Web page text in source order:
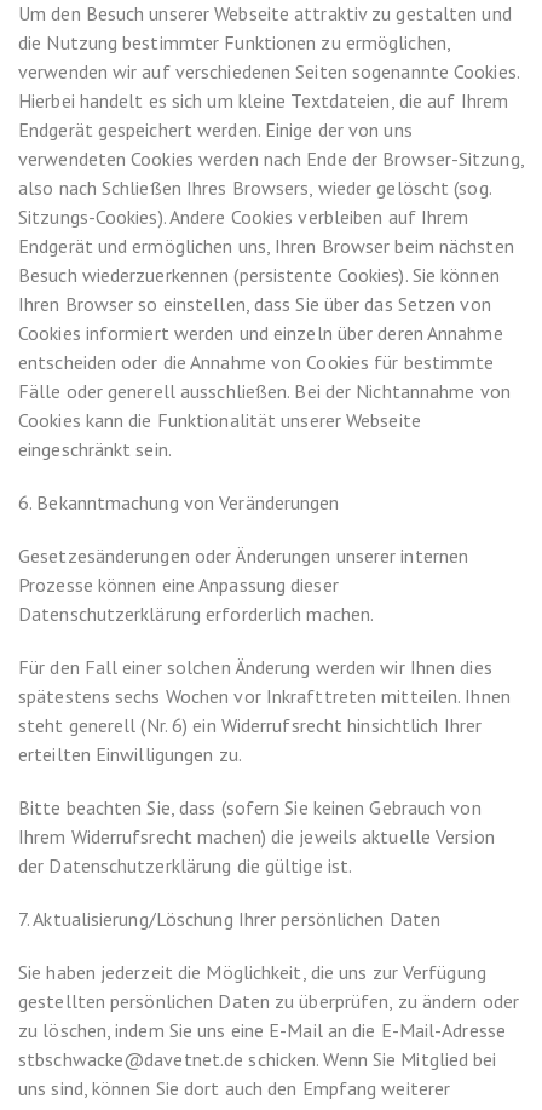
Um den Besuch unserer Webseite attraktiv zu gestalten und
die Nutzung bestimmter Funktionen zu ermöglichen,
verwenden wir auf verschiedenen Seiten sogenannte Cookies.
Hierbei handelt es sich um kleine Textdateien, die auf Ihrem
Endgerät gespeichert werden. Einige der von uns
verwendeten Cookies werden nach Ende der Browser-Sitzung,
also nach Schließen Ihres Browsers, wieder gelöscht (sog.
Sitzungs-Cookies). Andere Cookies verbleiben auf Ihrem
Endgerät und ermöglichen uns, Ihren Browser beim nächsten
Besuch wiederzuerkennen (persistente Cookies). Sie können
Ihren Browser so einstellen, dass Sie über das Setzen von
Cookies informiert werden und einzeln über deren Annahme
entscheiden oder die Annahme von Cookies für bestimmte
Fälle oder generell ausschließen. Bei der Nichtannahme von
Cookies kann die Funktionalität unserer Webseite
eingeschränkt sein.
6. Bekanntmachung von Veränderungen
Gesetzesänderungen oder Änderungen unserer internen
Prozesse können eine Anpassung dieser
Datenschutzerklärung erforderlich machen.
Für den Fall einer solchen Änderung werden wir Ihnen dies
spätestens sechs Wochen vor Inkrafttreten mitteilen. Ihnen
steht generell (Nr. 6) ein Widerrufsrecht hinsichtlich Ihrer
erteilten Einwilligungen zu.
Bitte beachten Sie, dass (sofern Sie keinen Gebrauch von
Ihrem Widerrufsrecht machen) die jeweils aktuelle Version
der Datenschutzerklärung die gültige ist.
7. Aktualisierung/Löschung Ihrer persönlichen Daten
Sie haben jederzeit die Möglichkeit, die uns zur Verfügung
gestellten persönlichen Daten zu überprüfen, zu ändern oder
zu löschen, indem Sie uns eine E-Mail an die E-Mail-Adresse
stbschwacke@davetnet.de schicken. Wenn Sie Mitglied bei
uns sind, können Sie dort auch den Empfang weiterer